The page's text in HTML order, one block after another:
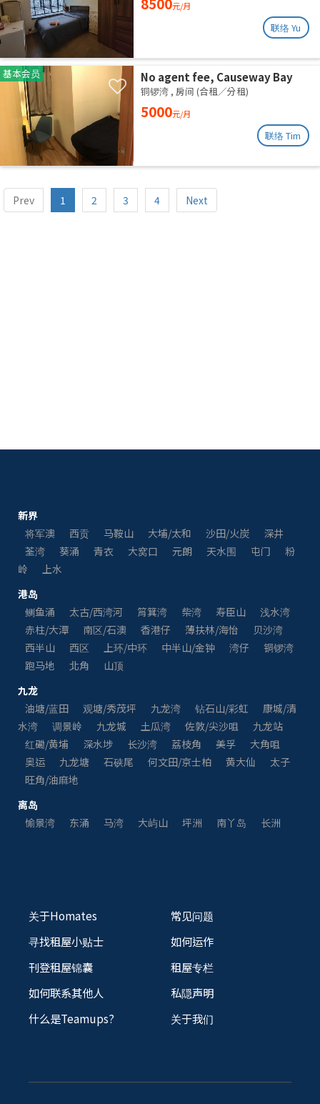
元/月
联络 Yu
基本会员
No agent fee, Causeway Bay
share flat
铜锣湾 , 房间 (合租／分租)
5000元/月
联络 Tim
Prev 1 2 3 4 Next
新界
将军澳
西贡 马鞍山 大埔/太和 沙田/火炭
深井
荃湾
葵涌 青衣 大窝口 元朗 天水围 屯门
粉
岭
上水
港岛
鲗鱼涌
太古/西湾河 筲箕湾 柴湾 寿臣山
浅水湾
赤柱/大潭
南区/石澳 香港仔 薄扶林/海怡
贝沙湾
西半山
西区 上环/中环 中半山/金钟 湾仔
铜锣湾
跑马地
北角
山顶
九龙
油塘/蓝田
观塘/秀茂坪 九龙湾 钻石山/彩虹
康城/清
水湾
调景岭 九龙城 土瓜湾 佐敦/尖沙咀
九龙站
红磡/黄埔
深水埗 长沙湾 荔枝角 美孚
大角咀
奥运
九龙塘 石硖尾 何文田/京士柏 黄大仙
太子
旺角/油麻地
离岛
愉景湾
东涌 马湾 大屿山 坪洲 南丫岛 长洲
关于Homates
寻找租屋小贴士
刊登租屋锦囊
如何联系其他人
什么是Teamups?
常见问题
如何运作
租屋专栏
私隠声明
关于我们